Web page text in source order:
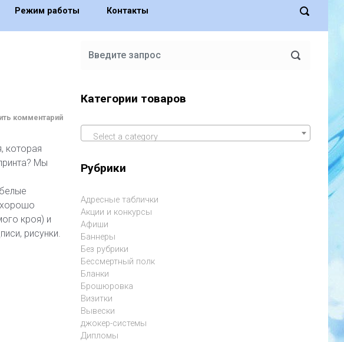
Режим работы Контакты
комментарий
которая
Мы
хорошо
кроя) и
рисунки.
Категории товаров
Select a category
Рубрики
Адресные таблички
Акции и конкурсы
Афиши
Баннеры
Без рубрики
Бессмертный полк
Бланки
Брошюровка
Визитки
Вывески
джокер-системы
Дипломы